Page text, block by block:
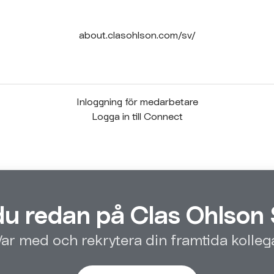
about.clasohlson.com/sv/
Inloggning för medarbetare
Logga in till Connect
redan på Clas Ohlson
med och rekrytera din framtida